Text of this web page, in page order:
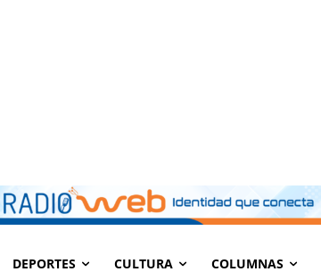
DEPORTES CULTURA COLUMNAS